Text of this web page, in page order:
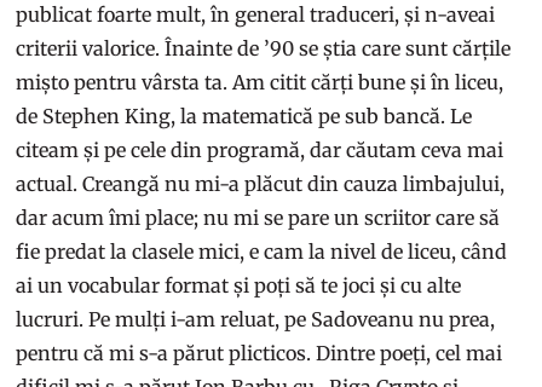
publicat foarte mult, în general traduceri, și n-aveai
criterii valorice. Înainte de ’90 se știa care sunt cărțile
mișto pentru vârsta ta. Am citit cărți bune și în liceu,
de Stephen King, la matematică pe sub bancă. Le
citeam și pe cele din programă, dar căutam ceva mai
actual. Creangă nu mi-a plăcut din cauza limbajului,
dar acum îmi place; nu mi se pare un scriitor care să
fie predat la clasele mici, e cam la nivel de liceu, când
ai un vocabular format și poți să te joci și cu alte
lucruri. Pe mulți i-am reluat, pe Sadoveanu nu prea,
pentru că mi s-a părut plicticos. Dintre poeți, cel mai